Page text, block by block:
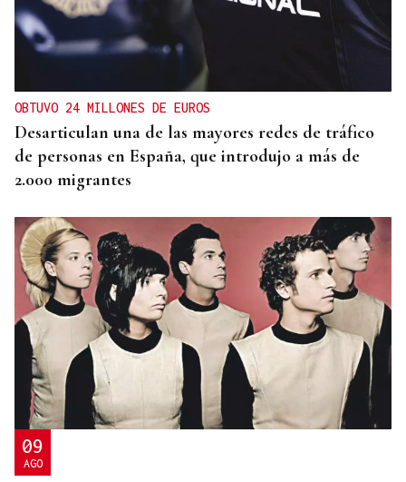
OBTUVO 24 MILLONES DE EUROS
Desarticulan una de las mayores redes de tráfico
de personas en España, que introdujo a más de
2.000 migrantes
09
AGO